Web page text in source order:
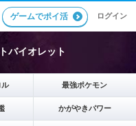
ゲームでポイ活 ログイン
バイオレット
ル 最強ポケモン
かがやきパワー